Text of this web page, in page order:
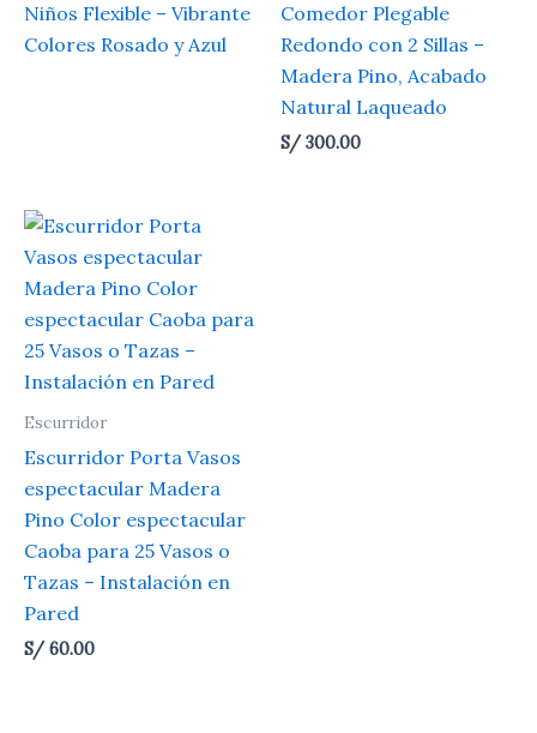
Niños Flexible – Vibrante
Colores Rosado y Azul
Comedor Plegable
Redondo con 2 Sillas –
Madera Pino, Acabado
Natural Laqueado
S/300.00
Escurridor
Escurridor Porta Vasos
espectacular Madera
Pino Color espectacular
Caoba para 25 Vasos o
Tazas – Instalación en
Pared
S/60.00